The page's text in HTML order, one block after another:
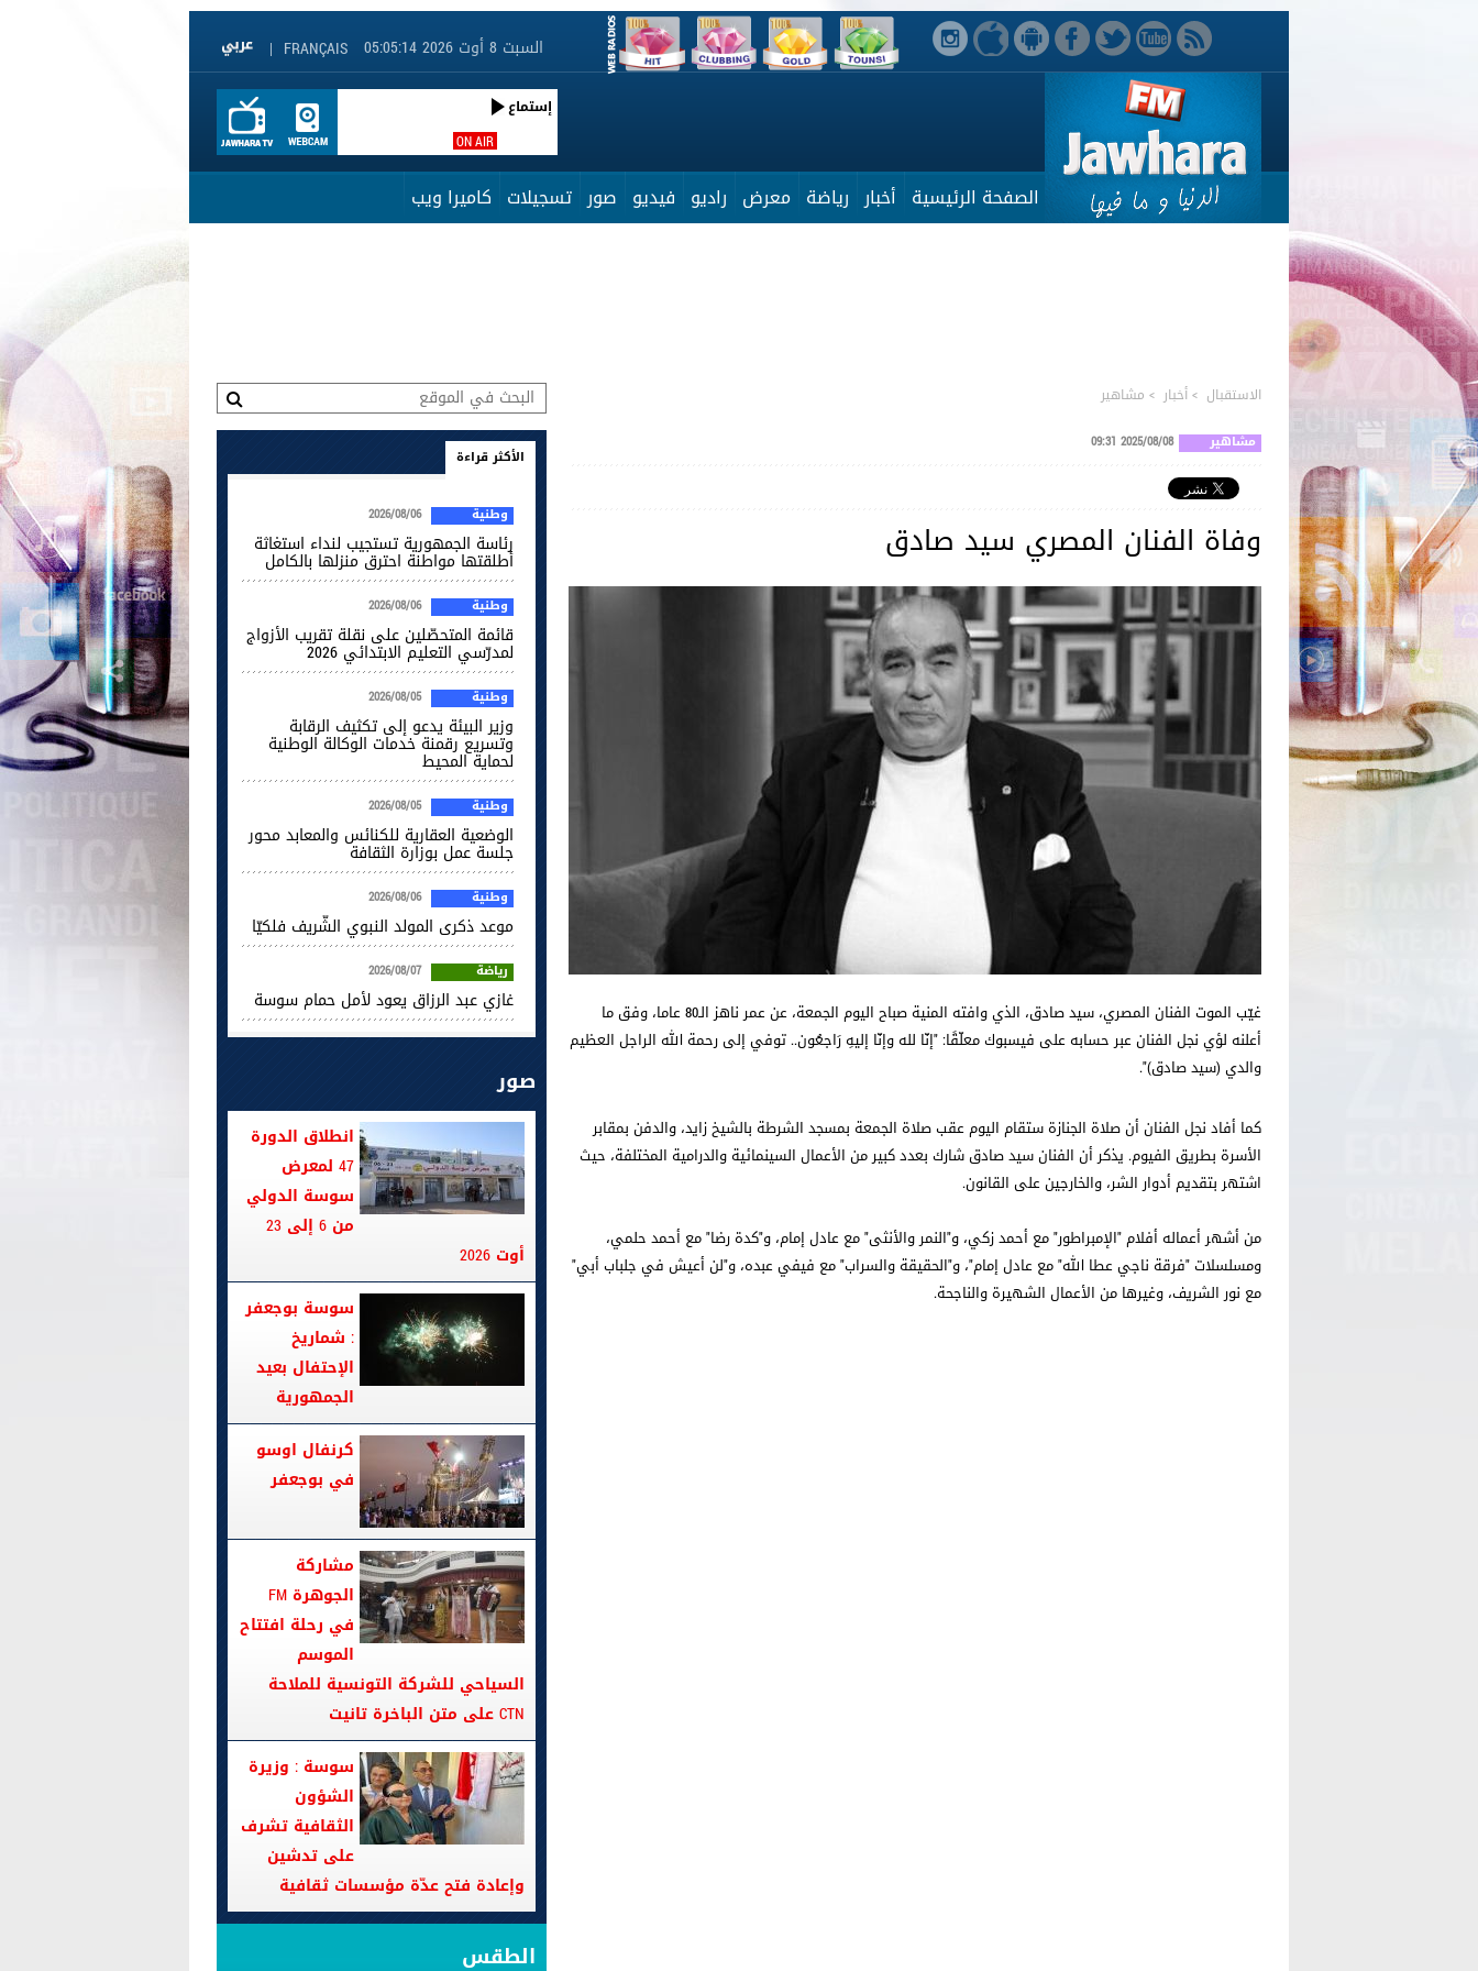
FRANÇAIS
| السبت 8 أوت 2026 05:05:14
ON AIR
إستماع
الصفحة الرئيسية أخبار رياضة معرض راديو فيديو صور تسجيلات كاميرا ويب
الاستقبال >أخبار > مشاهير
مشاهير 2025/08/08 09:31
وفاة الفنان المصري سيد صادق
غيّب الموت الفنان المصري، سيد صادق، الذي وافته المنية صباح اليوم الجمعة، عن عمر ناهز الـ80 عاما، وفق ما
أعلنه لؤي نجل الفنان عبر حسابه على فيسبوك معلّقًا: "إنّا لله وإنّا إليهِ رَاجعُون.. توفي إلى رحمة الله الراجل العظيم
والدي (سيد صادق)".
كما أفاد نجل الفنان أن صلاة الجنازة ستقام اليوم عقب صلاة الجمعة بمسجد الشرطة بالشيخ زايد، والدفن بمقابر
الأسرة بطريق الفيوم. يذكر أن الفنان سيد صادق شارك بعدد كبير من الأعمال السينمائية والدرامية المختلفة، حيث
اشتهر بتقديم أدوار الشر، والخارجين على القانون.
من أشهر أعماله أفلام "الإمبراطور" مع أحمد زكي، و"النمر والأنثى" مع عادل إمام، و"كدة رضا" مع أحمد حلمي،
ومسلسلات "فرقة ناجي عطا الله" مع عادل إمام"، و"الحقيقة والسراب" مع فيفي عبده، و"لن أعيش في جلباب أبي"
مع نور الشريف، وغيرها من الأعمال الشهيرة والناجحة.
الأكثر قراءة
وطنية 2026/08/06
رئاسة الجمهورية تستجيب لنداء استغاثة
أطلقتها مواطنة احترق منزلها بالكامل
وطنية 2026/08/06
قائمة المتحصّلين على نقلة تقريب الأزواج
لمدرّسي التعليم الابتدائي 2026
وطنية 2026/08/05
وزير البيئة يدعو إلى تكثيف الرقابة
وتسريع رقمنة خدمات الوكالة الوطنية
لحماية المحيط
وطنية 2026/08/05
الوضعية العقارية للكنائس والمعابد محور
جلسة عمل بوزارة الثقافة
وطنية 2026/08/06
موعد ذكرى المولد النبوي الشّريف فلكيّا
رياضة 2026/08/07
غازي عبد الرزاق يعود لأمل حمام سوسة
صور
انطلاق الدورة
47 لمعرض
سوسة الدولي
من 6 إلى 23
أوت 2026
سوسة بوجعفر
: شماريخ
الإحتفال بعيد
الجمهورية
كرنفال اوسو
في بوجعفر
مشاركة
الجوهرة FM
في رحلة افتتاح
الموسم
السياحي للشركة التونسية للملاحة
CTN على متن الباخرة تانيت
سوسة : وزيرة
الشؤون
الثقافية تشرف
على تدشين
وإعادة فتح عدّة مؤسسات ثقافية
الطقس